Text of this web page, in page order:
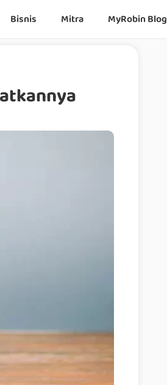
Bisnis Mitra MyRobin Blog